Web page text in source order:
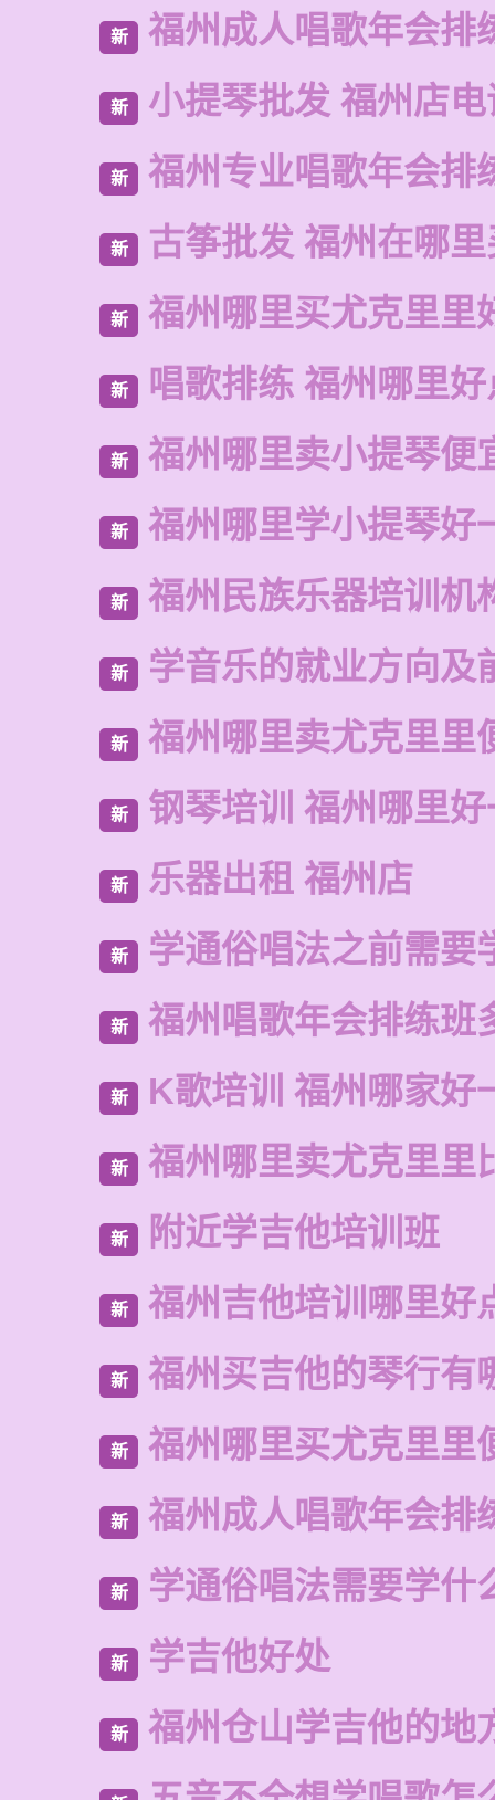
新 福州成人唱歌年会排
新 小提琴批发 福州店
新 福州专业唱歌年会排
新 古筝批发 福州在哪
新 福州哪里买尤克里里
新 唱歌排练 福州哪里
新 福州哪里卖小提琴便
新 福州哪里学小提琴好
新 福州民族乐器培训机
新 学音乐的就业方向及
新 福州哪里卖尤克里里
新 钢琴培训 福州哪里
新 乐器出租 福州店
新 学通俗唱法之前需要
新 福州唱歌年会排练班
新 K歌培训 福州哪家好
新 福州哪里卖尤克里里
新 附近学吉他培训班
新 福州吉他培训哪里好
新 福州买吉他的琴行有
新 福州哪里买尤克里里
新 福州成人唱歌年会排
新 学通俗唱法需要学什
新 学吉他好处
新 福州仓山学吉他的地